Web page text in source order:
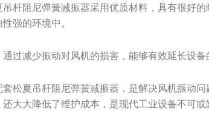
杆阻尼弹簧减振器采用优质材料，具有很好
强的环境中。
过减少振动对风机的损害，能够有效延长设备
松夏吊杆阻尼弹簧减振器，是解决风机振动
大大降低了维护成本，是现代工业设备不可或